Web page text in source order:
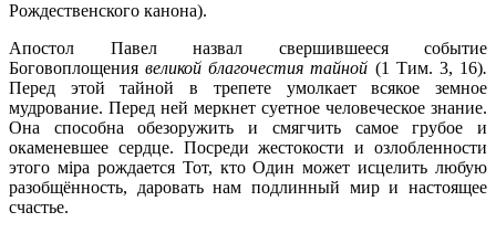
Рождественского канона).
Апостол Павел назвал свершившееся событие
Боговоплощениявеликой благочестия тайной (1 Тим. 3, 16).
Перед этой тайной в трепете умолкает всякое земное
мудрование. Перед ней меркнет суетное человеческое знание.
Она способна обезоружить и смягчить самое грубое и
окаменевшее сердце. Посреди жестокости и озлобленности
этого мiра рождается Тот, кто Один может исцелить любую
разобщённость, даровать нам подлинный мир и настоящее
счастье.